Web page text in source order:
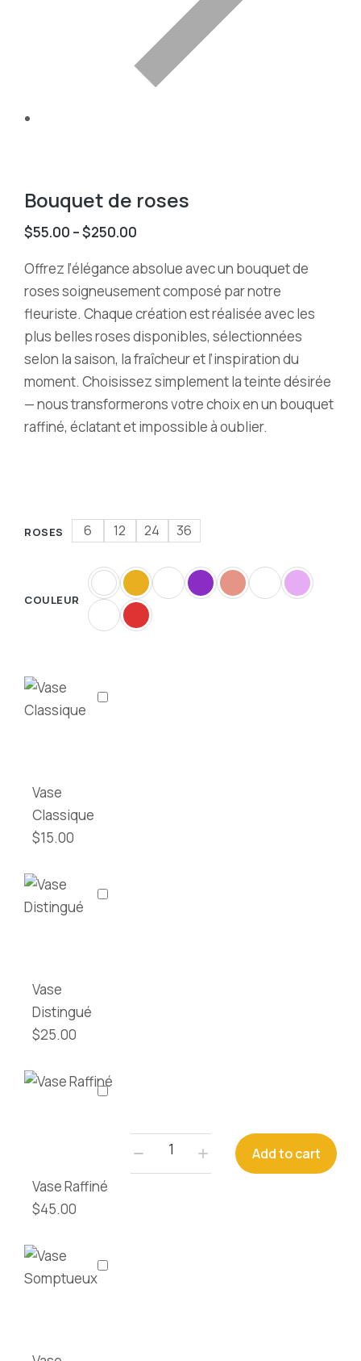
Bouquet de roses
$55.00 –$250.00
Offrez l’élégance absolue avec un bouquet de
roses soigneusement composé par notre
fleuriste. Chaque création est réalisée avec les
plus belles roses disponibles, sélectionnées
selon la saison, la fraîcheur et l’inspiration du
moment. Choisissez simplement la teinte désirée
— nous transformerons votre choix en un bouquet
raffiné, éclatant et impossible à oublier.
ROSES 6 12 24 36
COULEUR
Vase
Classique
$15.00
Vase
Distingué
$25.00
Vase Raffiné
$45.00
Add to cart